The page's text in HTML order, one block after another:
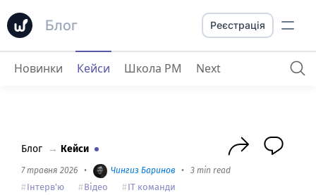
Блог
Prozorro: Worksection допоміг нам вирішити всі проблеми з комунікацією
Реєстрація
Новинки Кейси Школа PM Next
Блог → Кейси
7 травня 2026 • Чингиз Баринов • 3 min read
Інтерв'ю Відео IT команди